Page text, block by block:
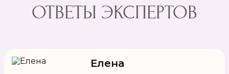
ОТВЕТЫ ЭКСПЕРТОВ
Елена